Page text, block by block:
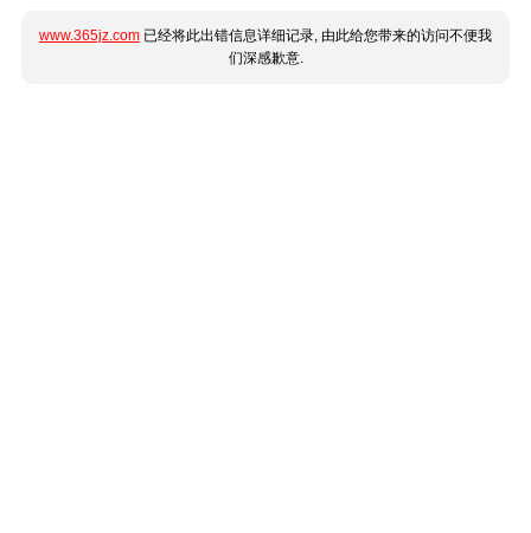
www.365jz.com 已经将此出错信息详细记录, 由此给您带来的访问不便我
们深感歉意.